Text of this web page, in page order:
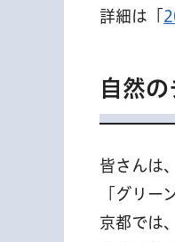
詳細は「
自然
皆さんは
「グリー
京都では